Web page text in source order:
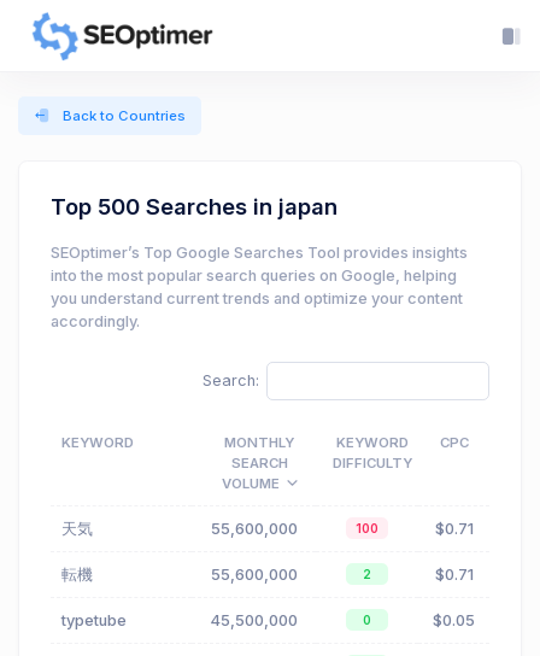
Back to Countries
Top 500 Searches in japan
SEOptimer’s Top Google Searches Tool provides insights
into the most popular search queries on Google, helping
you understand current trends and optimize your content
accordingly.
Search:
KEYWORD
MONTHLY
SEARCH
VOLUME
KEYWORD
DIFFICULTY
CPC
天気 55,600,000 100 $0.71
転機 55,600,000 2 $0.71
typetube 45,500,000 0 $0.05